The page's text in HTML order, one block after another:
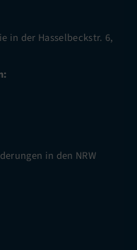
in der Hasselbeckstr. 6,
in den NRW